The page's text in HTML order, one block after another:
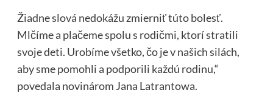
Žiadne slová nedokážu zmierniť túto bolesť.
Mlčíme a plačeme spolu s rodičmi, ktorí stratili
svoje deti. Urobíme všetko, čo je v našich silách,
aby sme pomohli a podporili každú rodinu,“
povedala novinárom Jana Latrantowa.